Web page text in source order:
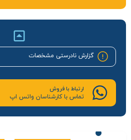
گزارش نادرستی مشخصات
ارتباط با فروش
تماس با کارشناسان واتس اپ